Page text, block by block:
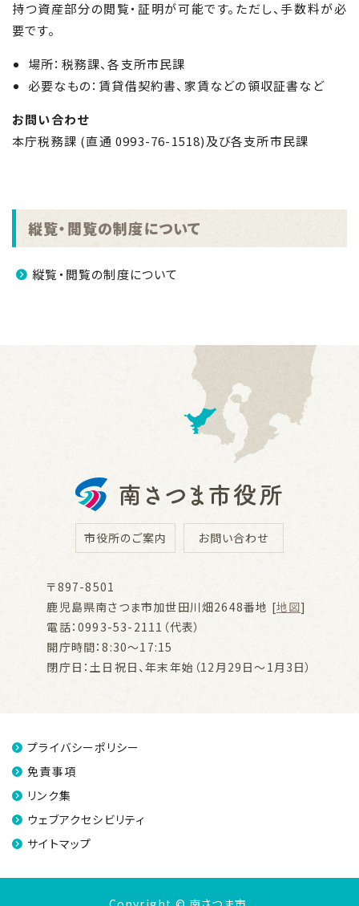
持つ資産部分の閲覧・証明が可能です。ただし、手数料が必
要です。
場所：税務課、各支所市民課
必要なもの：賃貸借契約書、家賃などの領収証書など
お問い合わせ
本庁税務課 (直通 0993-76-1518)及び各支所市民課
縦覧・閲覧の制度について
縦覧・閲覧の制度について
市役所のご案内 お問い合わせ
〒897-8501
鹿児島県南さつま市加世田川畑2648番地 [地図]
電話：0993-53-2111（代表）
開庁時間：8:30～17:15
閉庁日：土日祝日、年末年始（12月29日～1月3日）
プライバシーポリシー
免責事項
リンク集
ウェブアクセシビリティ
サイトマップ